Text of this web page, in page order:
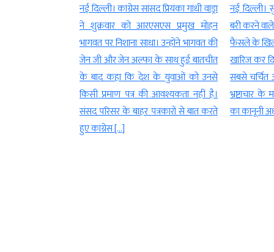
नई दिल्ली। कांग्रेस सांसद प्रियंका गांधी वाड्रा
ने शुक्रवार को आरएसएस प्रमुख मोहन
भागवत पर निशाना साधा। उन्होंने भागवत की
जेन जी और जेन अल्फा के साथ हुई बातचीत
के बाद कहा कि देश के युवाओं को उनसे
किसी प्रमाण पत्र की आवश्यकता नहीं है।
संसद परिसर के बाहर पत्रकारों से बात करते
हुए कांग्रेस […]
नई दिल्ली।
बरी करने
फैसले के
खारिज कर
सबसे
भ्रष्टाचार
का कानूनी